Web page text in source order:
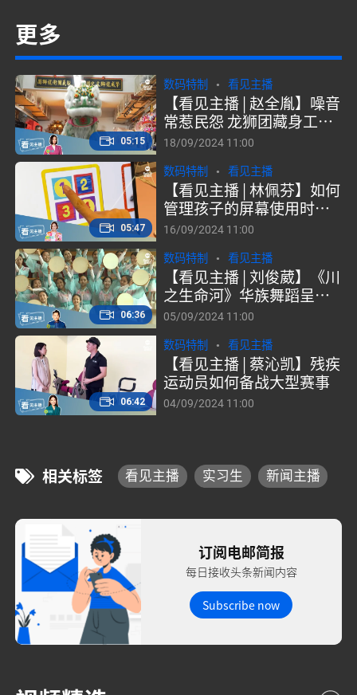
更多
【看见主播 | 赵全胤】噪音
常惹民怨 龙狮团藏身工业
区潜心练功
数码特制 看见主播
18/09/2024 11:00
05:15
【看见主播 | 林佩芬】如何
管理孩子的屏幕使用时
间？ 校内校外天天不放假
数码特制 看见主播
16/09/2024 11:00
05:47
【看见主播 | 刘俊葳】《川
之生命河》华族舞蹈呈现
多元文化魅力
数码特制 看见主播
05/09/2024 11:00
06:36
【看见主播 | 蔡沁凯】残疾
运动员如何备战大型赛事
数码特制 看见主播
04/09/2024 11:00
06:42
相关标签 看见主播 实习生 新闻主播
订阅电邮简报
每日接收头条新闻内容
Subscribe now